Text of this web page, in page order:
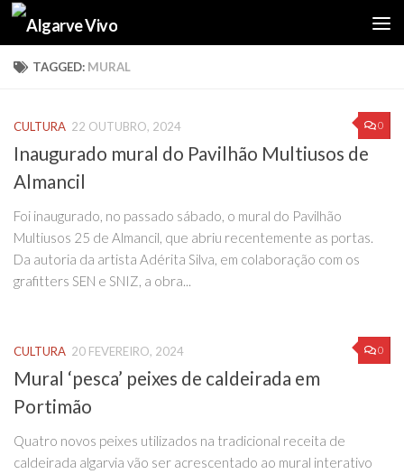
Skip to content
TAGGED: MURAL
0
CULTURA 22 OUTUBRO, 2024
Inaugurado mural do Pavilhão Multiusos de
Almancil
Foi inaugurado, no passado sábado, o mural do Pavilhão
Multiusos 25 de Almancil, que abriu recentemente as portas.
Da autoria da artista Adérita Silva, em colaboração com os
grafitters SEN e SNIZ, a obra...
0
CULTURA 20 FEVEREIRO, 2024
Mural ‘pesca’ peixes de caldeirada em
Portimão
Quatro novos peixes utilizados na tradicional receita de
caldeirada algarvia vão ser acrescentado ao mural interativo